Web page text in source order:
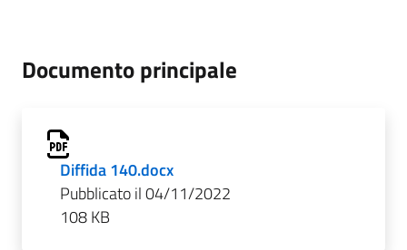
Documento principale
Diffida 140.docx
Pubblicato il 04/11/2022
108 KB